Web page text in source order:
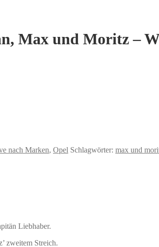
Max und Moritz –
nach Marken, Opel Schlagwörter: max und
Liebhaber.
zweitem Streich.